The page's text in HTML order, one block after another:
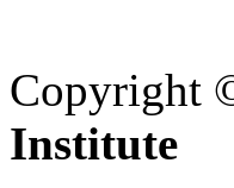
Copyright
Institute